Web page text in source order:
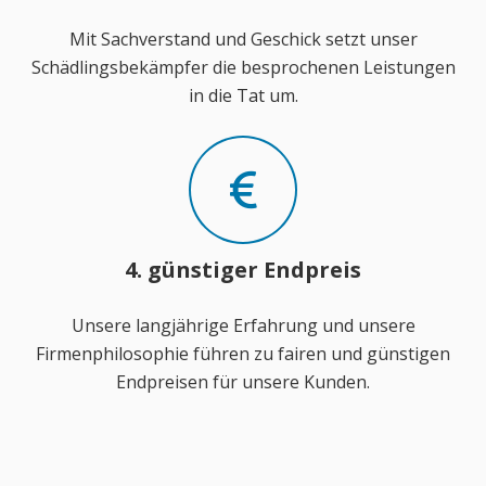
Mit Sachverstand und Geschick setzt unser
Schädlingsbekämpfer die besprochenen Leistungen
in die Tat um.
4. günstiger Endpreis
Unsere langjährige Erfahrung und unsere
Firmenphilosophie führen zu fairen und günstigen
Endpreisen für unsere Kunden.